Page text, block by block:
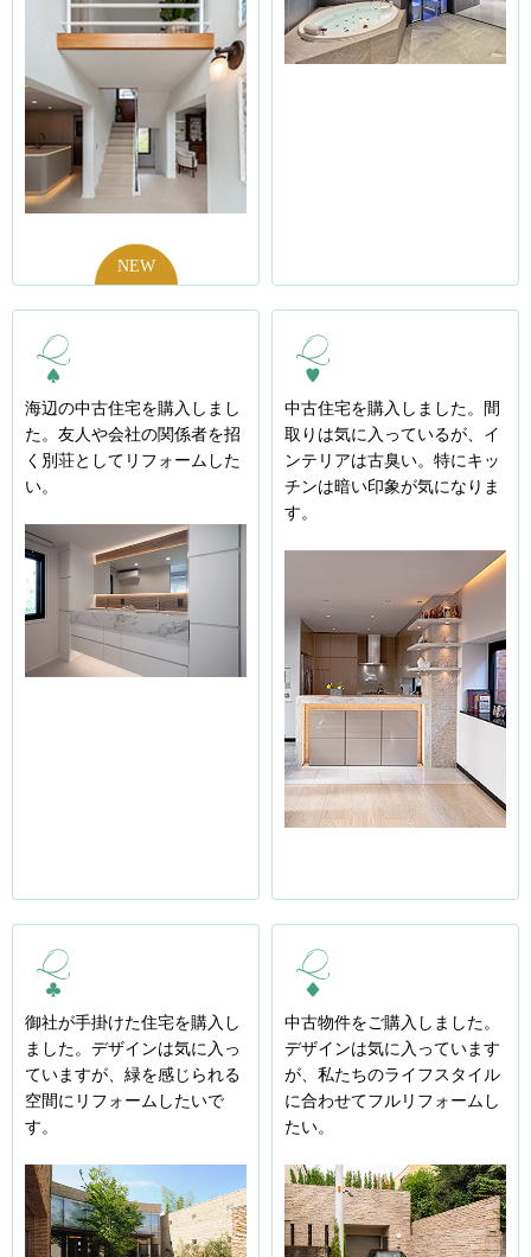
海辺の中古住宅を購入しまし
た。友人や会社の関係者を招
く別荘としてリフォームした
い。
中古住宅を購入しました。間
取りは気に入っているが、イ
ンテリアは古臭い。特にキッ
チンは暗い印象が気になりま
す。
御社が手掛けた住宅を購入し
ました。デザインは気に入っ
ていますが、緑を感じられる
空間にリフォームしたいで
す。
中古物件をご購入しました。
デザインは気に入っています
が、私たちのライフスタイル
に合わせてフルリフォームし
たい。